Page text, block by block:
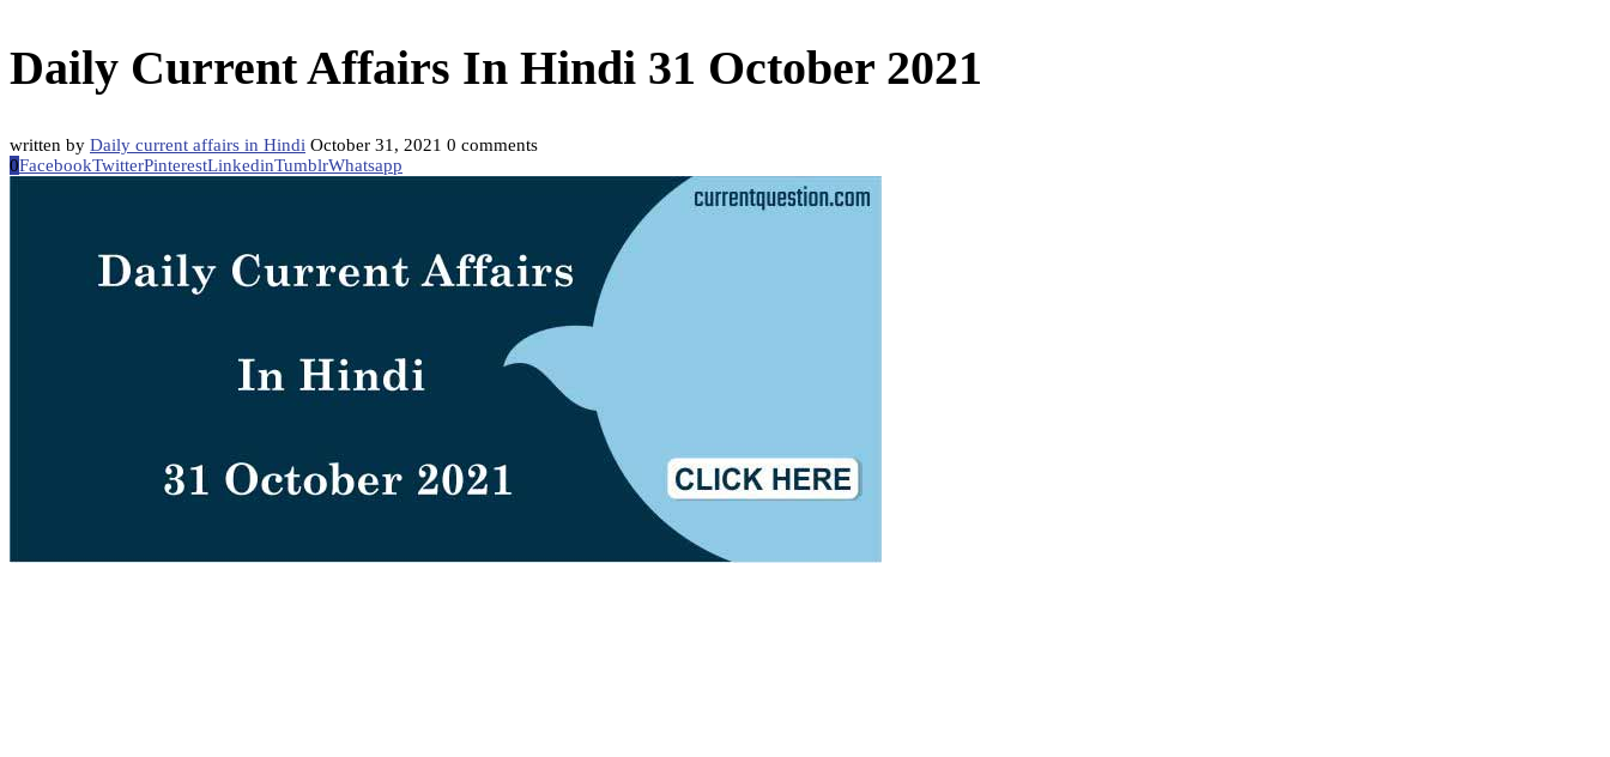
Daily Current Affairs In Hindi 31 October 2021
written by Daily current affairs in Hindi October 31, 2021 0 comments
0FacebookTwitterPinterestLinkedinTumblrWhatsapp